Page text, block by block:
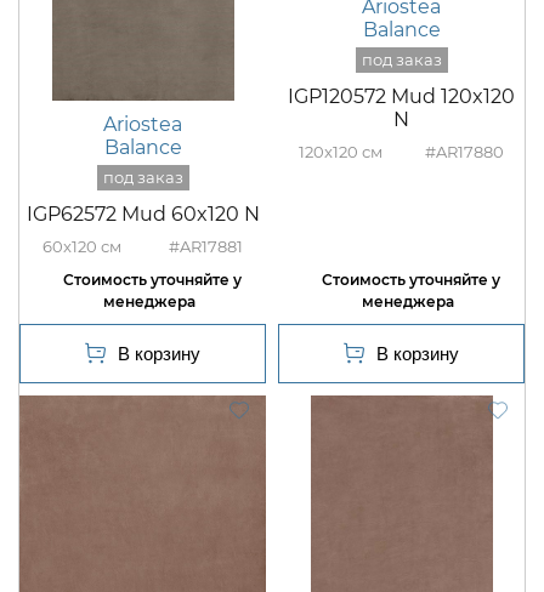
Ariostea
Balance
IGP62572 Mud 60x120 N
60x120 #AR17881
Ariostea
Balance
IGP120572 Mud 120x120
N
120x120 #AR17880